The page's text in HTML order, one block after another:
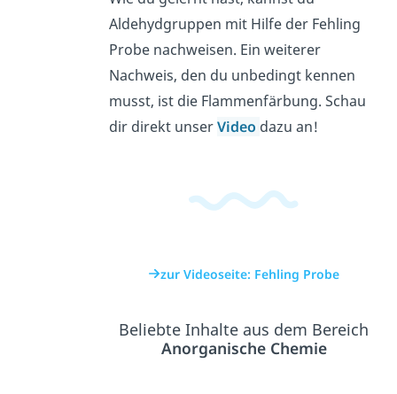
Aldehydgruppen mit Hilfe der Fehling
Probe nachweisen. Ein weiterer
Nachweis, den du unbedingt kennen
musst, ist die Flammenfärbung. Schau
dir direkt unserVideo dazu an!
zur Videoseite: Fehling Probe
Beliebte Inhalte aus dem Bereich
Anorganische Chemie